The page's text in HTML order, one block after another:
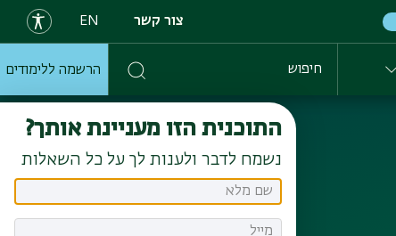
צור קשר EN
חיפוש הרשמה ללימודים
התוכנית הזו מעניינת אותך?
נשמח לדבר ולענות לך על כל השאלות